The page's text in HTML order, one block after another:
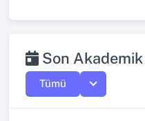
Son
Tümü